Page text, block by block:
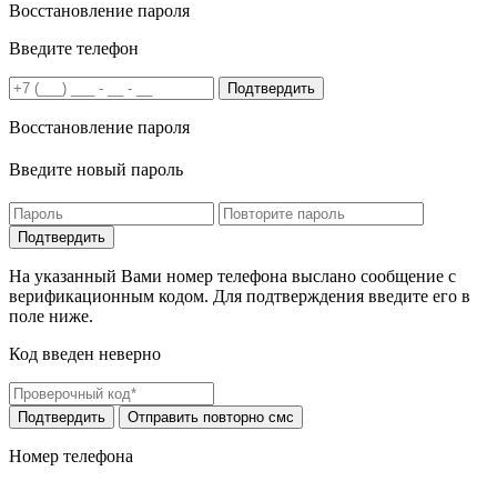
Восстановление пароля
Введите телефон
Подтвердить
Восстановление пароля
Введите новый пароль
На указанный Вами номер телефона выслано сообщение с
верификационным кодом. Для подтверждения введите его в
поле ниже.
Код введен неверно
Номер телефона